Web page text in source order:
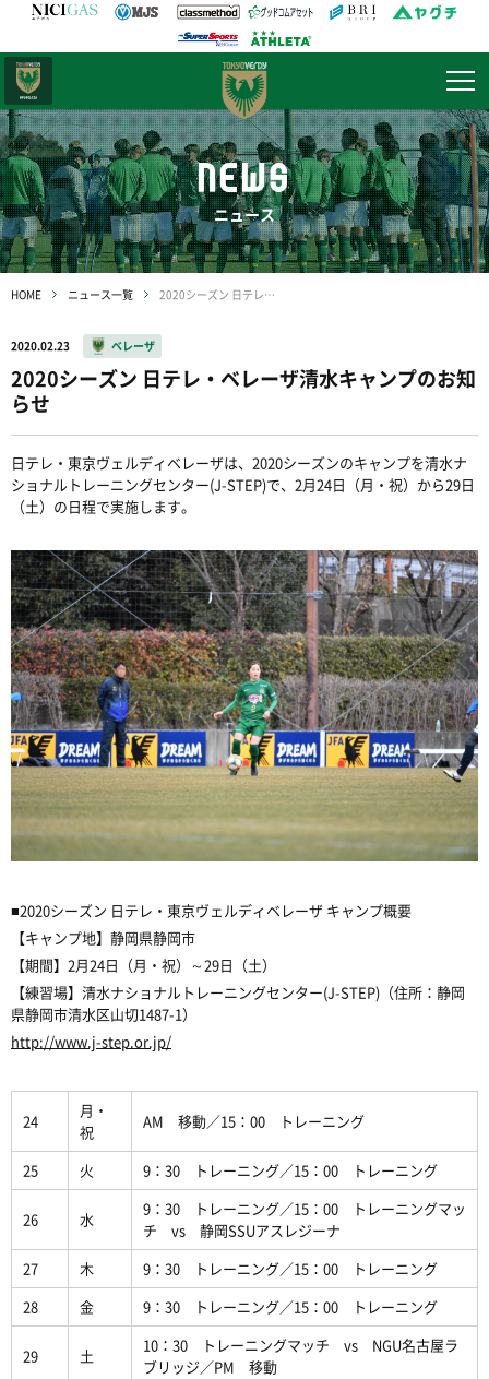
NEWS
ニュース
HOME ニュース一覧 2020シーズン 日テレ・ベレーザ清水キャンプのお知らせ
2020.02.23 ベレーザ
2020シーズン 日テレ・ベレーザ清水キャンプのお知
らせ
日テレ・東京ヴェルディベレーザは、2020シーズンのキャンプを清水ナ
ショナルトレーニングセンター(J-STEP)で、2月24日（月・祝）から29日
（土）の日程で実施します。
■2020シーズン 日テレ・東京ヴェルディベレーザ キャンプ概要
【キャンプ地】静岡県静岡市
【期間】2月24日（月・祝）～29日（土）
【練習場】清水ナショナルトレーニングセンター(J-STEP)（住所：静岡
県静岡市清水区山切1487-1）
http://www.j-step.or.jp/
24
月・
祝
AM 移動／15：00 トレーニング
25 火 9：30 トレーニング／15：00 トレーニング
26 水
9：30 トレーニング／15：00 トレーニングマッ
チ vs 静岡SSUアスレジーナ
27
木
9：30 トレーニング／15：00 トレーニング
28
金 9：30 トレーニング／15：00 トレーニング
29 土
10：30 トレーニングマッチ vs NGU名古屋ラ
ブリッジ／PM 移動